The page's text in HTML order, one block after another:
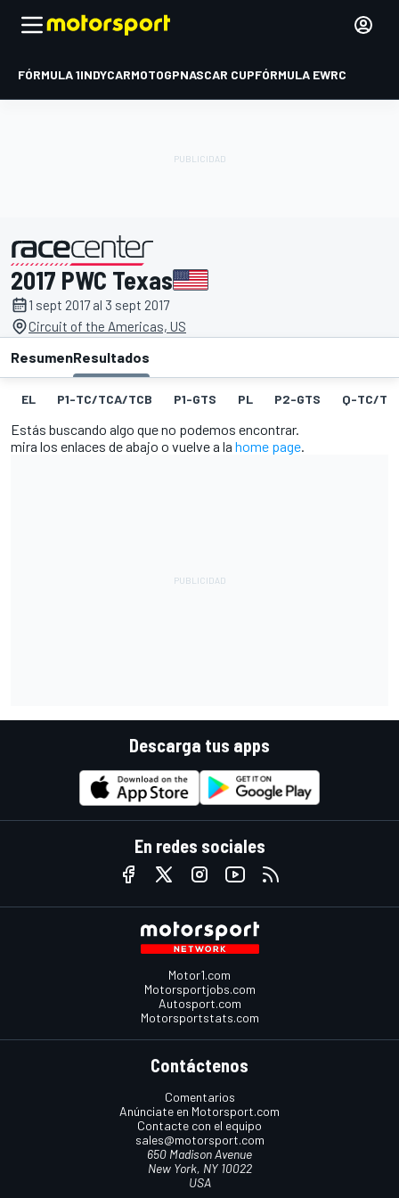
FÓRMULA 1INDYCARMOTOGPNASCAR CUPFÓRMULA EWRC
presentado por
2017 PWC Texas
1 sept 2017 al 3 sept 2017
Circuit of the Americas, US
ResumenResultados
EL P1-TC/TCA/TCB P1-GTS PL P2-GTS Q-TC/
Estás buscando algo que no podemos encontrar.
mira los enlaces de abajo o vuelve a la home page.
Descarga tus apps
En redes sociales
Motor1.com
Motorsportjobs.com
Autosport.com
Motorsportstats.com
Contáctenos
Comentarios
Anúnciate en Motorsport.com
Contacte con el equipo
sales@motorsport.com
650 Madison Avenue
New York, NY 10022
USA